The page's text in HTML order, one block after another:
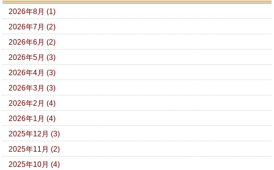
2026年8月 (1)
2026年7月 (2)
2026年6月 (2)
2026年5月 (3)
2026年4月 (3)
2026年3月 (3)
2026年2月 (4)
2026年1月 (4)
2025年12月 (3)
2025年11月 (2)
2025年10月 (4)